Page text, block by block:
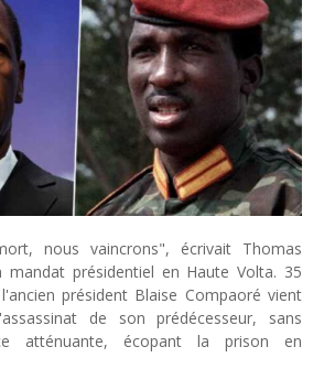
Jul 15 2026
: Supercell parie sur les studios africains
Jul 13 2026
artificielle : le "Sud global" joue sa partition
Jul 06 2026
investissements à l'étranger plus encadrés
Jul 01 2026
: la connectivité comme levier
Jun 27 2026
: nouveau paradigme, nouvelles priorités
Jun 22 2026
: les "Iles Vanille" poussent leurs pions
Jun 18 2026
golfique : Mazagan joue sa carte
nous vaincrons", écrivait Thomas
mandat présidentiel en Haute Volta. 35
président Blaise Compaoré vient
de son prédécesseur, sans
atténuante, écopant la prison en